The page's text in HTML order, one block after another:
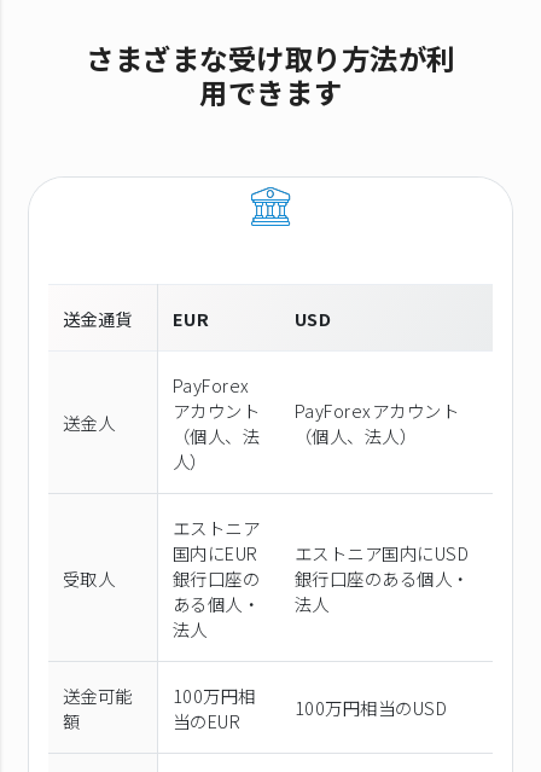
さまざまな受け取り方法が利
用できます
送金通貨 EUR USD
送金人
PayForex
アカウント
（個⼈、法
⼈）
PayForexアカウント
（個⼈、法⼈）
受取人
エストニア
国内にEUR
銀行口座の
ある個人・
法人
エストニア国内にUSD
銀行口座のある個人・
法人
送金可能
額
100万円相
当のEUR
100万円相当のUSD